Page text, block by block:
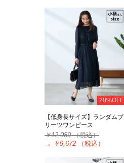
20%OFF
【低身長サイズ】ランダムプ
リーツワンピース
￥12,089（税込）
→
￥9,672 （税込）